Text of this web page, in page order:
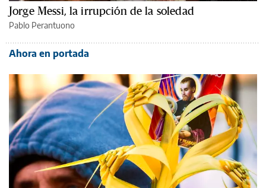
Jorge Messi, la irrupción de la soledad
Pablo Perantuono
Ahora en portada